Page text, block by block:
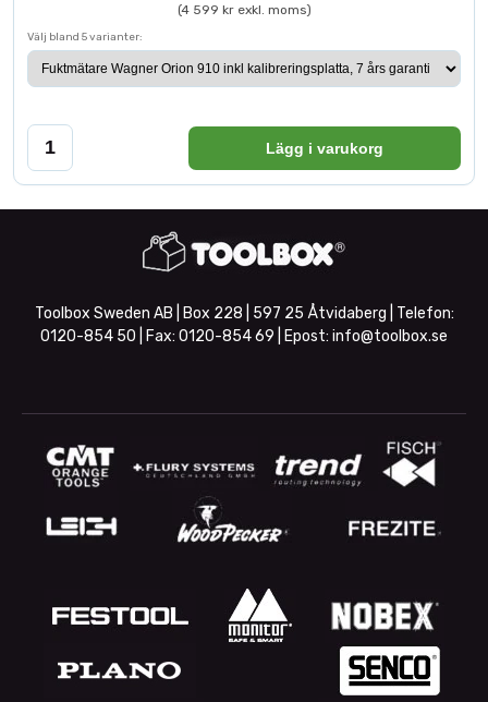
(4 599 kr exkl. moms)
Välj bland 5 varianter:
Lägg i varukorg
Toolbox Sweden AB | Box 228 | 597 25 Åtvidaberg | Telefon:
0120-854 50 | Fax: 0120-854 69 | Epost: info@toolbox.se